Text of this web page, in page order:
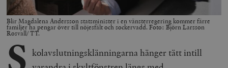
Blir Magdalena Andersson statsminister i en vänsterregering kommer färre
familjer ha pengar över till nöjesfält och sockervadd. Foto: Björn Larsson
Rosvall/ TT.
S kolavslutningsklänningarna hänger tätt intill